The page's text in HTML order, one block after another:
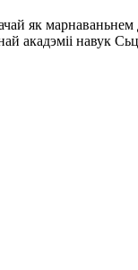
як
акадэміі навук